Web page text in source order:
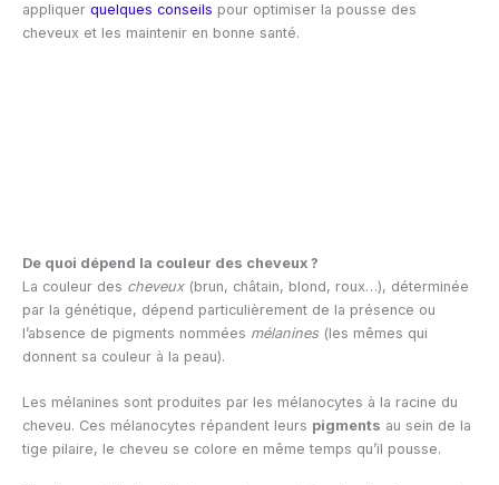
appliquer quelques conseils pour optimiser la pousse des
cheveux et les maintenir en bonne santé.
De quoi dépend la couleur des cheveux ?
La couleur des cheveux(brun, châtain, blond, roux…), déterminée
par la génétique, dépend particulièrement de la présence ou
l’absence de pigments nommées mélanines (les mêmes qui
donnent sa couleur à la peau).
Les mélanines sont produites par les mélanocytes à la racine du
cheveu. Ces mélanocytes répandent leurs pigments au sein de la
tige pilaire, le cheveu se colore en même temps qu’il pousse.